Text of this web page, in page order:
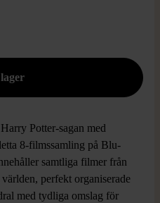
Potter-sagan med
8-filmssamling på Blu-
samtliga filmer från
perfekt organiserade
med tydliga omslag för